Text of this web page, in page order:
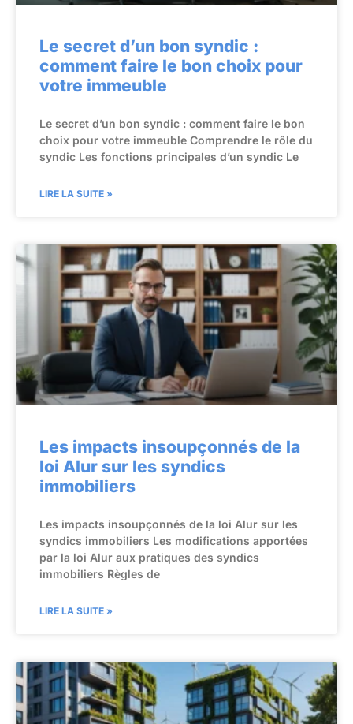
Le secret d’un bon syndic :
comment faire le bon choix pour
votre immeuble
Le secret d’un bon syndic : comment faire le bon
choix pour votre immeuble Comprendre le rôle du
syndic Les fonctions principales d’un syndic Le
LIRE LA SUITE »
Les impacts insoupçonnés de la
loi Alur sur les syndics
immobiliers
Les impacts insoupçonnés de la loi Alur sur les
syndics immobiliers Les modifications apportées
par la loi Alur aux pratiques des syndics
immobiliers Règles de
LIRE LA SUITE »